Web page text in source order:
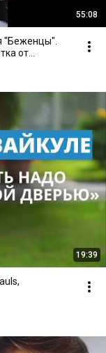
55:08
"Беженцы".
от
19:39